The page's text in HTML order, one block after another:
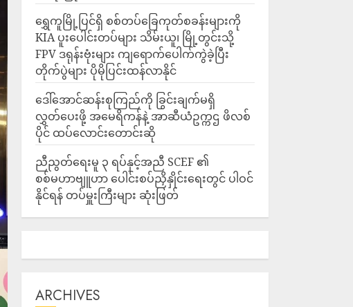
‎ရွှေကူမြို့ပြင်ရှိ စစ်တပ်ခြေကုတ်စခန်းများကို
KIA ပူးပေါင်းတပ်များ သိမ်းယူ၊ မြို့တွင်းသို့
FPV ဒရုန်းဗုံးများ ကျရောက်ပေါက်ကွဲခဲ့ပြီး
တိုက်ပွဲများ ပိုမိုပြင်းထန်လာနိုင်
ဒေါ်အောင်ဆန်းစုကြည်ကို ခြွင်းချက်မရှိ
လွှတ်ပေးဖို့ အမေရိကန်နဲ့ အာဆီယံဥက္ကဌ ဖိလစ်
ပိုင် ထပ်လောင်းတောင်းဆို
ညီညွတ်ရေးမူ ၃ ရပ်နှင့်အညီ SCEF ၏
စစ်မဟာဗျူဟာ ပေါင်းစပ်ညှိနှိုင်းရေးတွင် ပါဝင်
နိုင်ရန် တပ်မှူးကြီးများ ဆုံးဖြတ်
ARCHIVES